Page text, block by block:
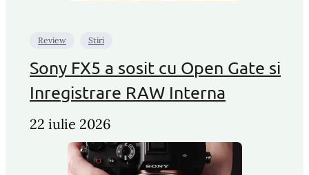
Review Stiri
Sony FX5 a sosit cu Open Gate si
Inregistrare RAW Interna
22 iulie 2026